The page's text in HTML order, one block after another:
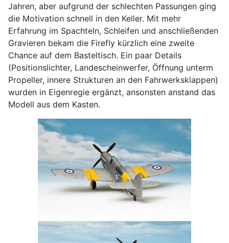
Jahren, aber aufgrund der schlechten Passungen ging
die Motivation schnell in den Keller. Mit mehr
Erfahrung im Spachteln, Schleifen und anschließenden
Gravieren bekam die Firefly kürzlich eine zweite
Chance auf dem Basteltisch. Ein paar Details
(Positionslichter, Landescheinwerfer, Öffnung unterm
Propeller, innere Strukturen an den Fahrwerksklappen)
wurden in Eigenregie ergänzt, ansonsten anstand das
Modell aus dem Kasten.